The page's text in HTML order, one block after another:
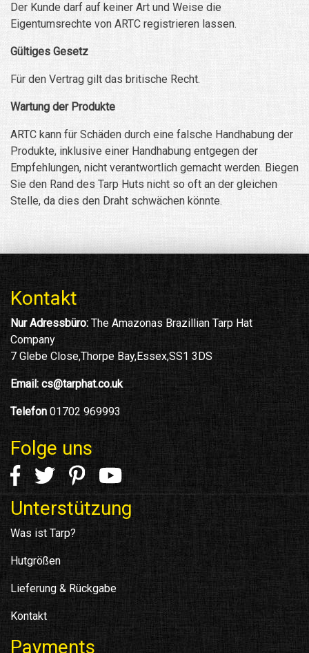
Der Kunde darf auf keiner Art und Weise die
Eigentumsrechte von ARTC registrieren lassen.
Gültiges Gesetz
Für den Vertrag gilt das britische Recht.
Wartung der Produkte
ARTC kann für Schäden durch eine falsche Handhabung der
Produkte, inklusive einer Handhabung entgegen der
Empfehlungen, nicht verantwortlich gemacht werden. Biegen
Sie den Rand des Tarp Huts nicht so oft an der gleichen
Stelle, da dies den Draht schwächen könnte.
Kontakt
Nur Adressbüro: The Amazonas Brazillian Tarp Hat
Company
7 Glebe Close,Thorpe Bay,Essex,SS1 3DS
Email:cs@tarphat.co.uk
Telefon 01702 969993
Folge uns
Unterstützung
Was ist Tarp?
Hutgrößen
Lieferung & Rückgabe
Kontakt
Payments